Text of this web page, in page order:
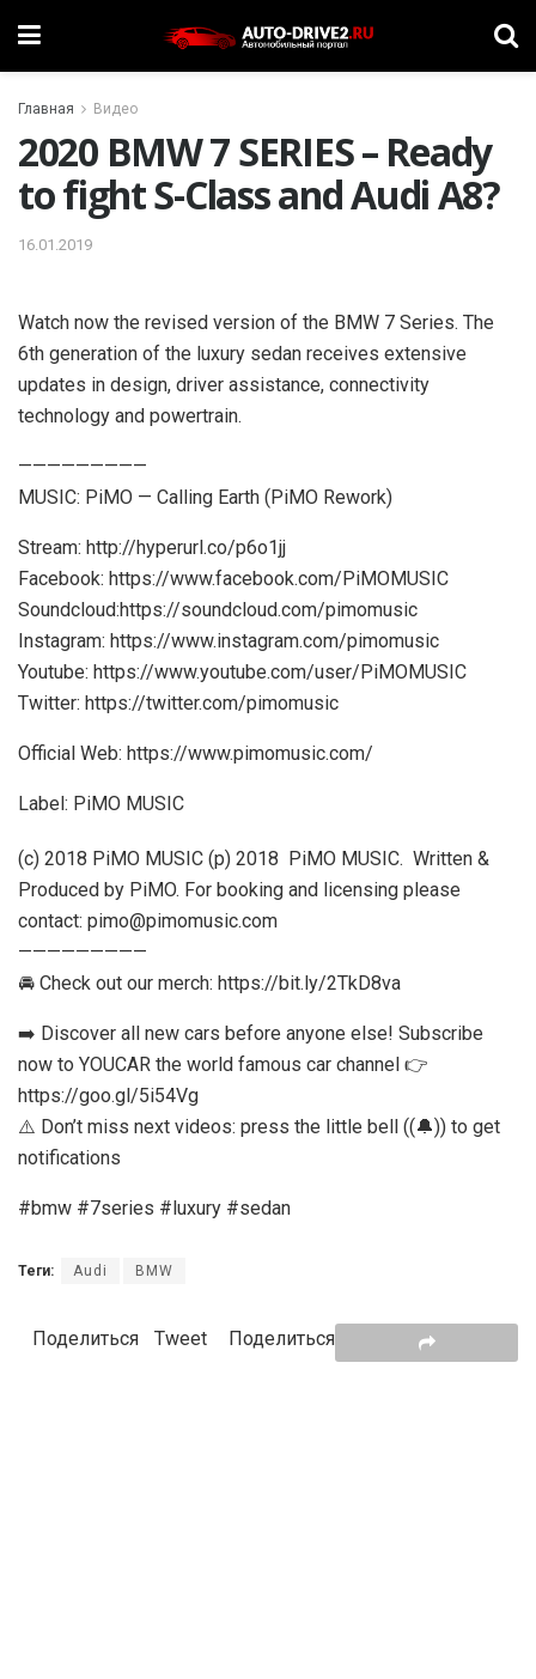
Главная Видео
2020 BMW 7 SERIES – Ready
to fight S-Class and Audi A8?
16.01.2019
Watch now the revised version of the BMW 7 Series. The
6th generation of the luxury sedan receives extensive
updates in design, driver assistance, connectivity
technology and powertrain.
—————————
MUSIC: PiMO — Calling Earth (PiMO Rework)
Stream: http://hyperurl.co/p6o1jj
Facebook: https://www.facebook.com/PiMOMUSIC
Soundcloud:https://soundcloud.com/pimomusic
Instagram: https://www.instagram.com/pimomusic
Youtube: https://www.youtube.com/user/PiMOMUSIC
Twitter: https://twitter.com/pimomusic
Official Web: https://www.pimomusic.com/
Label: PiMO MUSIC
(c) 2018 PiMO MUSIC (p) 2018 PiMO MUSIC. Written &
Produced by PiMO. For booking and licensing please
contact: pimo@pimomusic.com
—————————
🚘 Check out our merch: https://bit.ly/2TkD8va
➡️ Discover all new cars before anyone else! Subscribe
now to YOUCAR the world famous car channel 👉
https://goo.gl/5i54Vg
⚠️ Don’t miss next videos: press the little bell ((🔔)) to get
notifications
#bmw #7series #luxury #sedan
Теги: Audi BMW
Поделиться Tweet Поделиться